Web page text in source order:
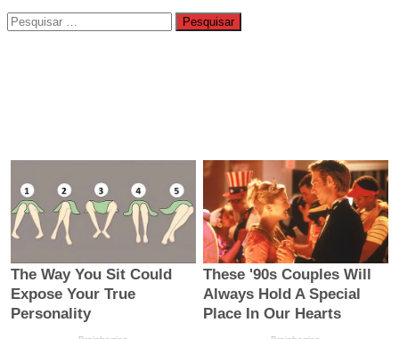
Pesquisar
por: